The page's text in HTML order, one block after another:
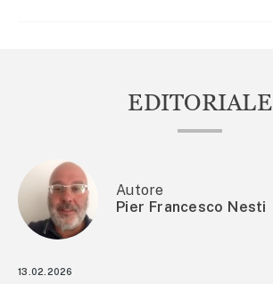
EDITORIALE
Autore
Pier Francesco Nesti
13.02.2026